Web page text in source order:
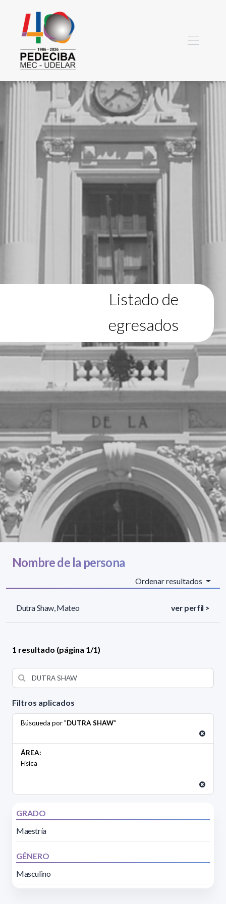
Listado de
egresados
Filtros aplicados
Búsqueda por "DUTRA SHAW"
ÁREA:
Física
GRADO
Maestría
GÉNERO
Masculino
Nombre de la persona
Ordenar resultados
Dutra Shaw, Mateo ver perfil >
1 resultado (página 1/1)